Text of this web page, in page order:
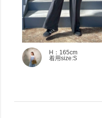
H：165cm
着用size:S